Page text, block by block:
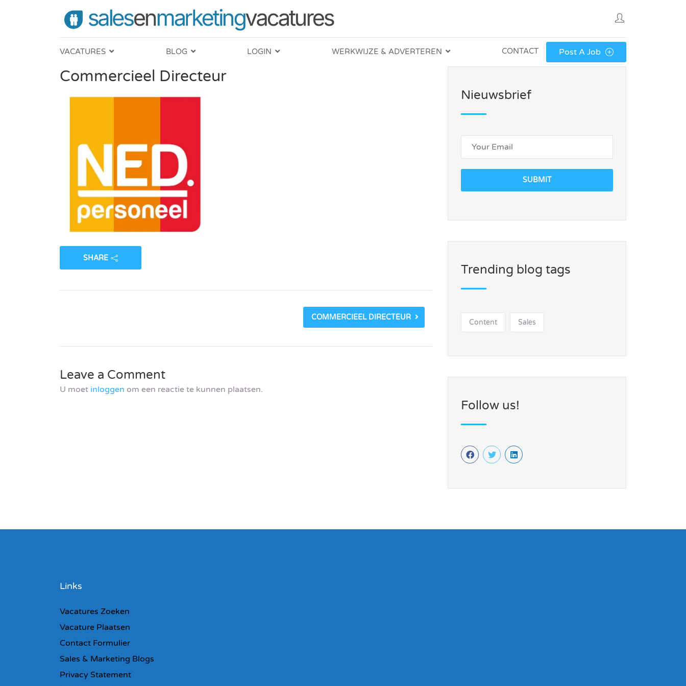
VACATURES BLOG LOGIN WERKWIJZE & ADVERTEREN CONTACT Post A Job
Commercieel Directeur
SHARE
COMMERCIEEL DIRECTEUR
Leave a Comment
U moet inloggen om een reactie te kunnen plaatsen.
Nieuwsbrief
SUBMIT
Trending blog tags
Content Sales
Follow us!
Links
Vacatures Zoeken
Vacature Plaatsen
Contact Formulier
Sales & Marketing Blogs
Privacy Statement